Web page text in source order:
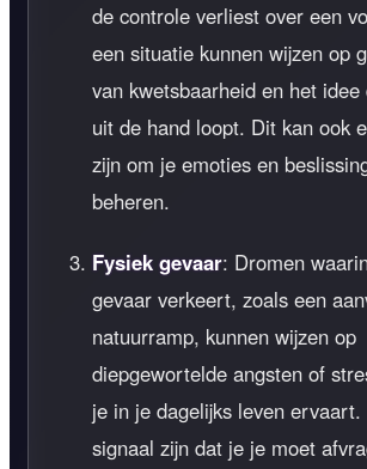
de controle verliest over een
een situatie kunnen wijzen op
van kwetsbaarheid en het
uit de hand loopt. Dit kan ook
zijn om je emoties en
beheren.
Fysiek gevaar: Dromen
gevaar verkeert, zoals een
natuurramp, kunnen wijzen op
diepgewortelde angsten of
je in je dagelijks leven
signaal zijn dat je je moet